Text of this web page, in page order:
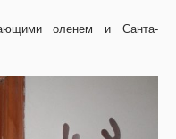
оленем и Санта-